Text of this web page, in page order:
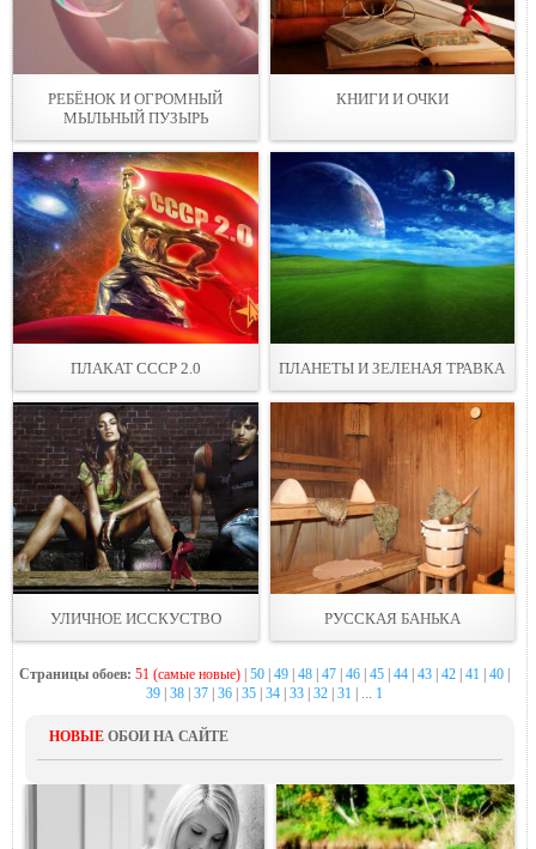
РЕБЁНОК И ОГРОМНЫЙ
МЫЛЬНЫЙ ПУЗЫРЬ
КНИГИ И ОЧКИ
ПЛАКАТ СССР 2.0 ПЛАНЕТЫ И ЗЕЛЕНАЯ ТРАВКА
УЛИЧНОЕ ИССКУСТВО РУССКАЯ БАНЬКА
Страницы обоев: 51 (самые новые)| 50| 49| 48| 47| 46| 45| 44| 43| 42| 41 40|
39| 38| 37| 36| 35| 34| 33| 32| 31 | ... 1
НОВЫЕ ОБОИ НА САЙТЕ